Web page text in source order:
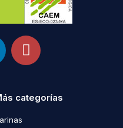
categorías